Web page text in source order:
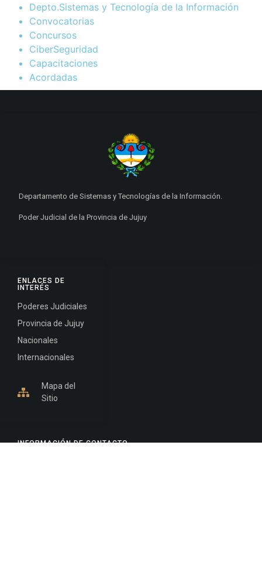
Depto.Sistemas y Tecnología de la Información
Convocatorias
Concursos
CiberSeguridad
Capacitaciones
Acordadas
INFORMACIÓN DE CONTACTO
ENLACES DE
INTERÉS
Poderes Judiciales
Provincia de Jujuy
Nacionales
Internacionales
Mapa del
Sitio
Departamento de Sistemas y Tecnologías de la Información.
Poder Judicial de la Provincia de Jujuy